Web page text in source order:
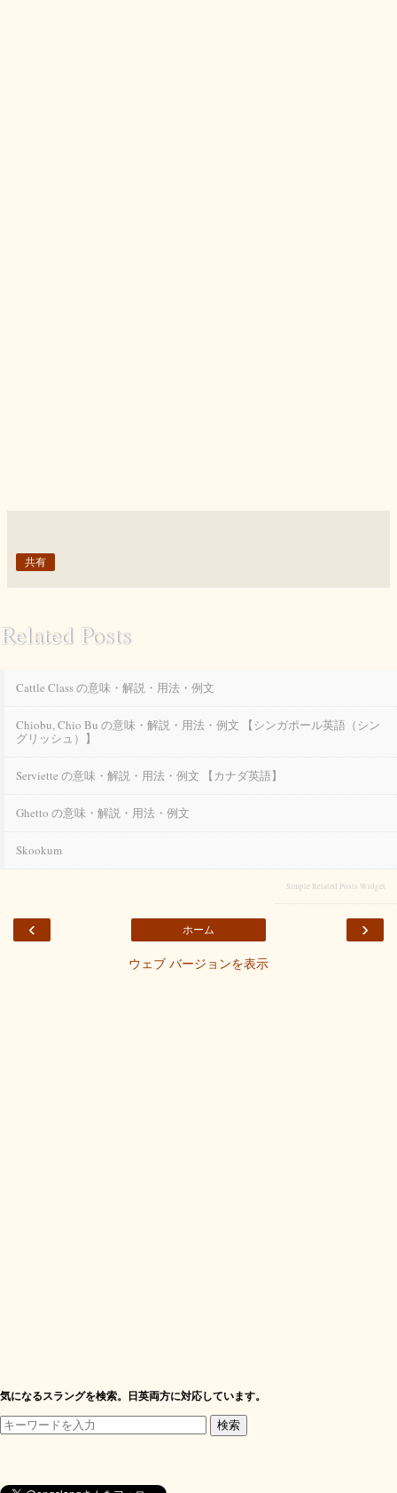
共有
Related Posts
Cattle Class の意味・解説・用法・例文
Chiobu, Chio Bu の意味・解説・用法・例文 【シンガポール英語（シン
グリッシュ）】
Serviette の意味・解説・用法・例文 【カナダ英語】
Ghetto の意味・解説・用法・例文
Skookum
Simple Related Posts Widget
‹ ›
ホーム
ウェブ バージョンを表示
気になるスラングを検索。日英両方に対応しています。